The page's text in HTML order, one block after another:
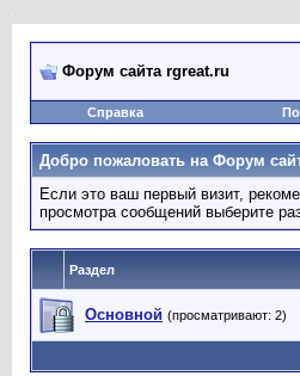
Форум сайта rgreat.ru
Справка
Добро пожаловать на Форум
Если это ваш первый визит,
просмотра сообщений выберите
Раздел
Основной (просматривают: 2)